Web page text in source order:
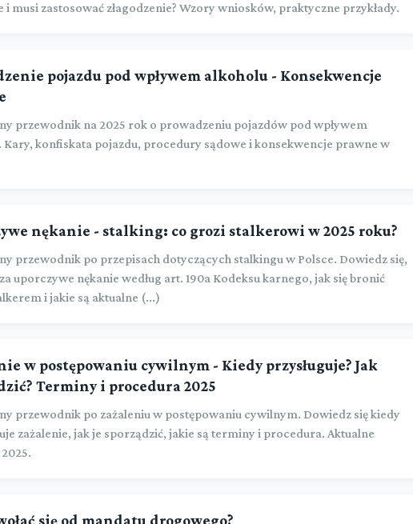
i musi zastosować złagodzenie? Wzory wniosków, praktyczne przykłady.
pojazdu pod wpływem alkoholu - Konsekwencje
przewodnik na 2025 rok o prowadzeniu pojazdów pod wpływem
Kary, konfiskata pojazdu, procedury sądowe i konsekwencje prawne w
nękanie - stalking: co grozi stalkerowi w 2025 roku?
przewodnik po przepisach dotyczących stalkingu w Polsce. Dowiedz się,
uporczywe nękanie według art. 190a Kodeksu karnego, jak się bronić
i jakie są aktualne (...)
w postępowaniu cywilnym - Kiedy przysługuje? Jak
Terminy i procedura 2025
przewodnik po zażaleniu w postępowaniu cywilnym. Dowiedz się kiedy
zażalenie, jak je sporządzić, jakie są terminy i procedura. Aktualne
się od mandatu drogowego?